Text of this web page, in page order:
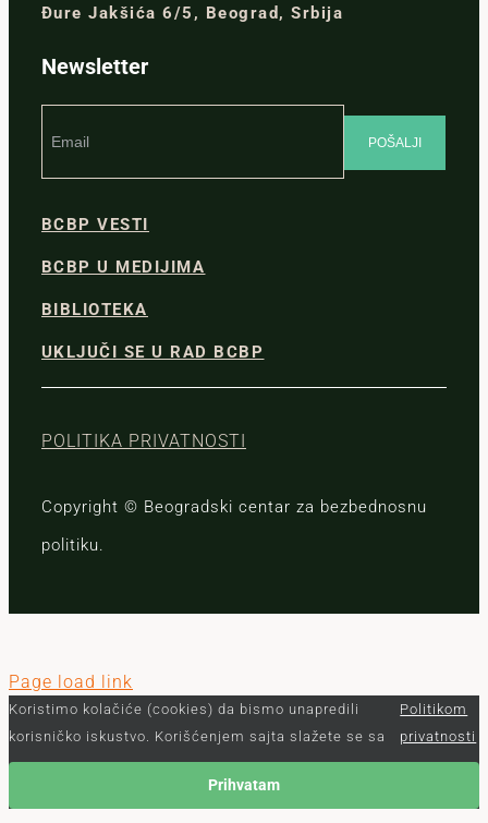
Đure Jakšića 6/5, Beograd, Srbija
Newsletter
BCBP VESTI
BCBP U MEDIJIMA
BIBLIOTEKA
UKLJUČI SE U RAD BCBP
POLITIKA PRIVATNOSTI
Copyright © Beogradski centar za bezbednosnu
politiku.
Page load link
Koristimo kolačiće (cookies) da bismo unapredili
korisničko iskustvo. Korišćenjem sajta slažete se sa
Politikom
privatnosti
Prihvatam